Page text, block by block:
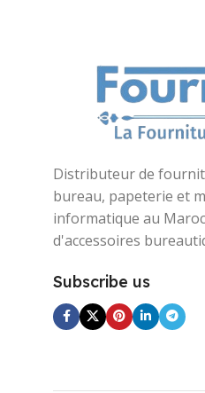
Distributeur de
bureau, papeterie et
informatique au
d'accessoires
Subscribe us